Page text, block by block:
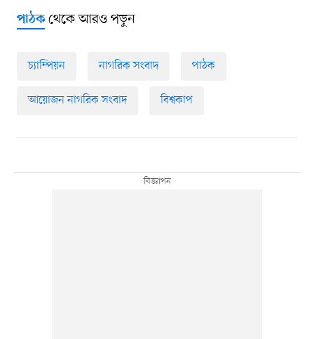
পাঠকথেকে আরও পড়ুন
চ্যাম্পিয়ন নাগরিক সংবাদ পাঠক
আয়োজন নাগরিক সংবাদ বিশ্বকাপ